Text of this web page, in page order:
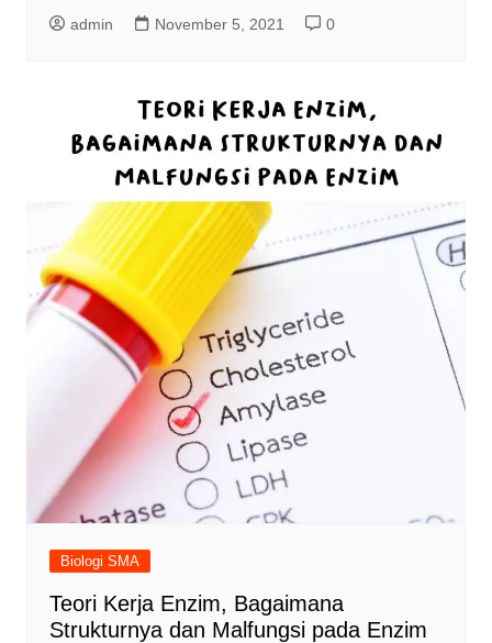
admin November 5, 2021 0
Biologi SMA
Teori Kerja Enzim, Bagaimana
Strukturnya dan Malfungsi pada Enzim